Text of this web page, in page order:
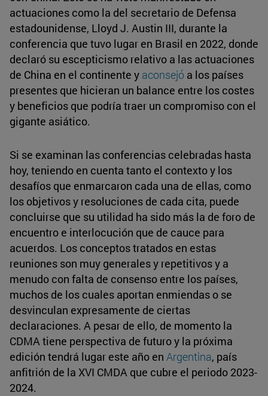
actuaciones como la del secretario de Defensa
estadounidense, Lloyd J. Austin III, durante la
conferencia que tuvo lugar en Brasil en 2022, donde
declaró su escepticismo relativo a las actuaciones
de China en el continente y aconsejó a los países
presentes que hicieran un balance entre los costes
y beneficios que podría traer un compromiso con el
gigante asiático.
Si se examinan las conferencias celebradas hasta
hoy, teniendo en cuenta tanto el contexto y los
desafíos que enmarcaron cada una de ellas, como
los objetivos y resoluciones de cada cita, puede
concluirse que su utilidad ha sido más la de foro de
encuentro e interlocución que de cauce para
acuerdos. Los conceptos tratados en estas
reuniones son muy generales y repetitivos y a
menudo con falta de consenso entre los países,
muchos de los cuales aportan enmiendas o se
desvinculan expresamente de ciertas
declaraciones. A pesar de ello, de momento la
CDMA tiene perspectiva de futuro y la próxima
edición tendrá lugar este año en Argentina, país
anfitrión de la XVI CMDA que cubre el periodo 2023-
2024.